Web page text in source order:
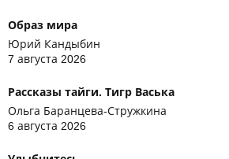
Образ мира
Юрий Кандыбин
7 августа 2026
Рассказы тайги. Тигр Васька
Ольга Баранцева-Стружкина
6 августа 2026